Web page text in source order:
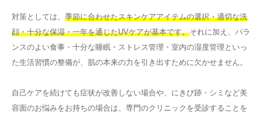
対策としては、 季節に合わせたスキンケアアイテムの選択・適切な洗
顔・十分な保湿・一年を通じたUVケアが基本です。それに加え、バラ
ンスのよい食事・十分な睡眠・ストレス管理・室内の湿度管理といっ
た生活習慣の整備が、肌の本来の力を引き出すために欠かせません。
自己ケアを続けても症状が改善しない場合や、にきび跡・シミなど美
容面のお悩みをお持ちの場合は、専門のクリニックを受診することを